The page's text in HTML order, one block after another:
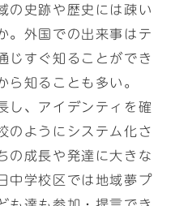
の史跡や歴史には疎い
。外国での出来事はテ
じすぐ知ることができ
ら知ることも多い。
し、アイデンティを確
のようにシステム化さ
の成長や発達に大きな
中学校区では地域夢プ